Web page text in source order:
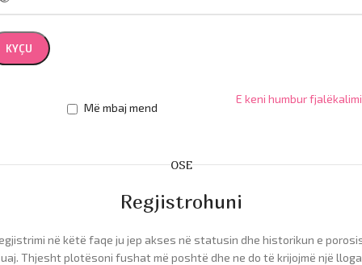
KYÇU
E keni humbur
Më mbaj mend
OSE
Regjistrohuni
në këtë faqe ju jep akses në statusin dhe historikun e
Thjesht plotësoni fushat më poshtë dhe ne do të krijojmë një